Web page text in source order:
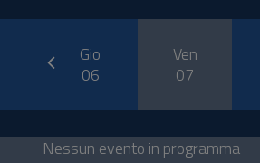
Gio
06
Ven
07
prev
Nessun evento in programma